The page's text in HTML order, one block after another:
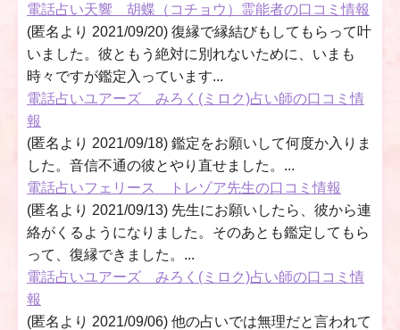
電話占い天響 胡蝶（コチョウ）霊能者の口コミ情報
(匿名より 2021/09/20) 復縁で縁結びもしてもらって叶
いました。彼ともう絶対に別れないために、いまも
時々ですが鑑定入っています...
電話占いユアーズ みろく(ミロク)占い師の口コミ情
報
(匿名より 2021/09/18) 鑑定をお願いして何度か入りま
した。音信不通の彼とやり直せました。...
電話占いフェリース トレゾア先生の口コミ情報
(匿名より 2021/09/13) 先生にお願いしたら、彼から連
絡がくるようになりました。そのあとも鑑定してもら
って、復縁できました。...
電話占いユアーズ みろく(ミロク)占い師の口コミ情
報
(匿名より 2021/09/06) 他の占いでは無理だと言われて